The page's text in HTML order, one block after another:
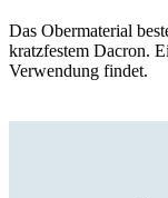
Das Obermaterial
kratzfestem Dacron.
Verwendung findet.